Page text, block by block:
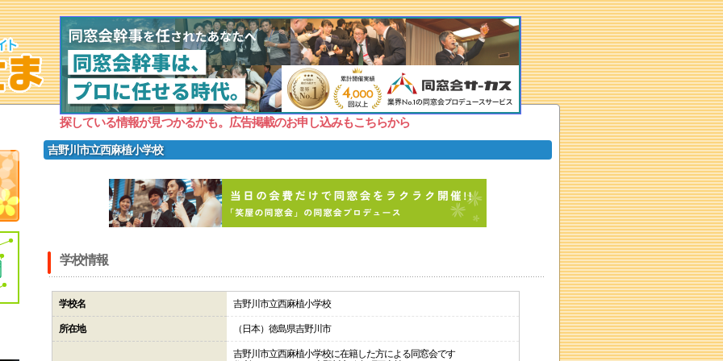
探している情報が見つかるかも。広告掲載のお申し込みもこちらから
吉野川市立西麻植小学校
学校情報
学校名 吉野川市立西麻植小学校
所在地 （日本）徳島県吉野川市
吉野川市立西麻植小学校に在籍した方による同窓会です